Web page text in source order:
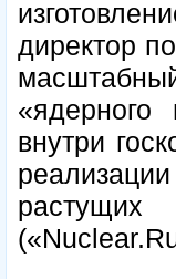
директор
внутри